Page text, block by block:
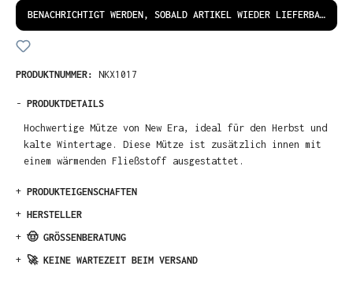
BENACHRICHTIGT WERDEN, SOBALD ARTIKEL WIEDER LIEFERBAR IST!
PRODUKTNUMMER: NKX1017
- PRODUKTDETAILS
Hochwertige Mütze von New Era, ideal für den Herbst und
kalte Wintertage. Diese Mütze ist zusätzlich innen mit
einem wärmenden Fließstoff ausgestattet.
+ PRODUKTEIGENSCHAFTEN
+ HERSTELLER
+ 🤠 GRÖSSENBERATUNG
+ 🚀 KEINE WARTEZEIT BEIM VERSAND